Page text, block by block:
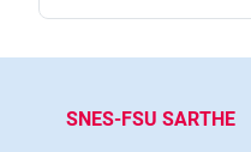
SNES-FSU SARTHE